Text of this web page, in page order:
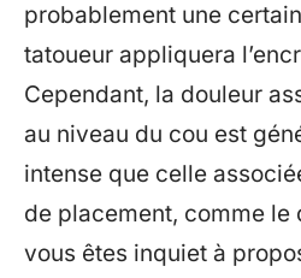
probablement une
tatoueur appliquera
Cependant, la douleur
au niveau du cou est
intense que celle
de placement, comme le
vous êtes inquiet à